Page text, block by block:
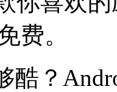
费。
酷？